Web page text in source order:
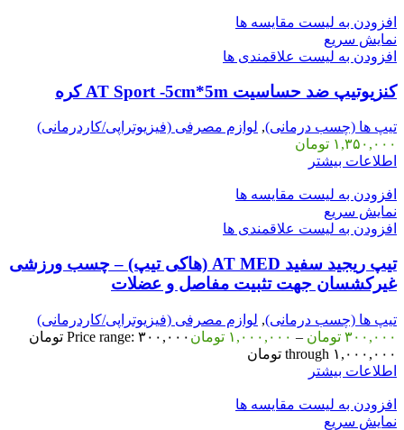
افزودن به لیست مقایسه ها
نمایش سریع
افزودن به لیست علاقمندی ها
کنزیوتیپ ضد حساسیت AT Sport -5cm*5m کره
تیپ ها (چسب درمانی), لوازم مصرفی (فیزیوتراپی/کاردرمانی)
۱,۳۵۰,۰۰۰ تومان
اطلاعات بیشتر
افزودن به لیست مقایسه ها
نمایش سریع
افزودن به لیست علاقمندی ها
تیپ ریجید سفید AT MED (هاکی تیپ) – چسب ورزشی
غیرکشسان جهت تثبیت مفاصل و عضلات
تیپ ها (چسب درمانی), لوازم مصرفی (فیزیوتراپی/کاردرمانی)
۳۰۰,۰۰۰ تومان – ۱,۰۰۰,۰۰۰ تومان
Price range: ۳۰۰,۰۰۰ تومان
through ۱,۰۰۰,۰۰۰ تومان
اطلاعات بیشتر
افزودن به لیست مقایسه ها
نمایش سریع